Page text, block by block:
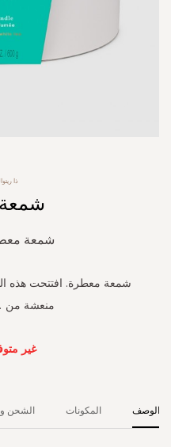
ذا
شمعة معطرة -
شمعة معطرة. افتتحت هذه
منعشة من
غير
الوصف المكونات الشحن